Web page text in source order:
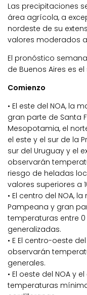
Las precipitaciones
área agrícola, a
nordeste de su
valores moderados
El pronóstico
de Buenos Aires es el
Comienzo
• El este del NOA, la
gran parte de Santa
Mesopotamia, el
el este y el sur de la
sur del Uruguay y el
observarán
riesgo de heladas
valores superiores a
• El centro del NOA,
Pampeana y gran
temperaturas entre
generalizadas.
• E El centro-oeste
observarán
generales.
• El oeste del NOA y
temperaturas